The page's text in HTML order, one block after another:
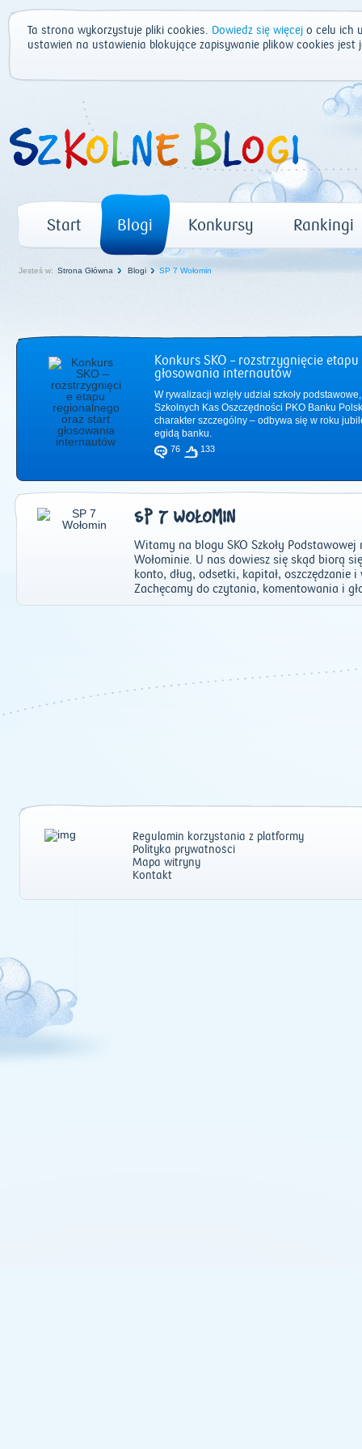
Ta strona wykorzystuje pliki cookies. Dowiedz się więcej o celu ich
ustawień na ustawienia blokujące zapisywanie plików cookies
Start Blogi Konkursy Rankingi
Jesteś w: Strona Główna Blogi SP 7 Wołomin
Konkurs SKO – rozstrzygnięcie
głosowania internautów
W rywalizacji wzięły udział szkoły
Szkolnych Kas Oszczędności PKO Banku
charakter szczególny – odbywa się w roku
egidą banku.
76 133
SP 7 WOŁOMIN
Witamy na blogu SKO Szkoły
Wołominie. U nas dowiesz się skąd biorą
konto, dług, odsetki, kapitał, oszczędzanie i
Zachęcamy do czytania, komentowania i
2011| 2012|
Regulamin korzystania z platformy
Polityka prywatności
Mapa witryny
Kontakt